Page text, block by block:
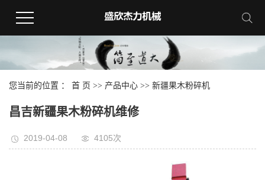
您当前的位置 ： 首 页 >> 产品中心 >> 新疆果木粉碎机
昌吉新疆果木粉碎机维修
2019-04-08 4105次